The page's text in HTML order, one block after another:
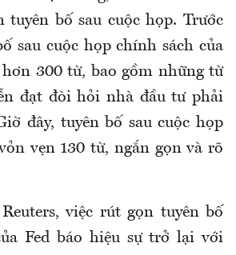
bố sau cuộc họp. Trước
sau cuộc họp chính sách của
300 từ, bao gồm những từ
đạt đòi hỏi nhà đầu tư phải
đây, tuyên bố sau cuộc họp
vẹn 130 từ, ngắn gọn và rõ
việc rút gọn tuyên bố
Fed báo hiệu sự trở lại với